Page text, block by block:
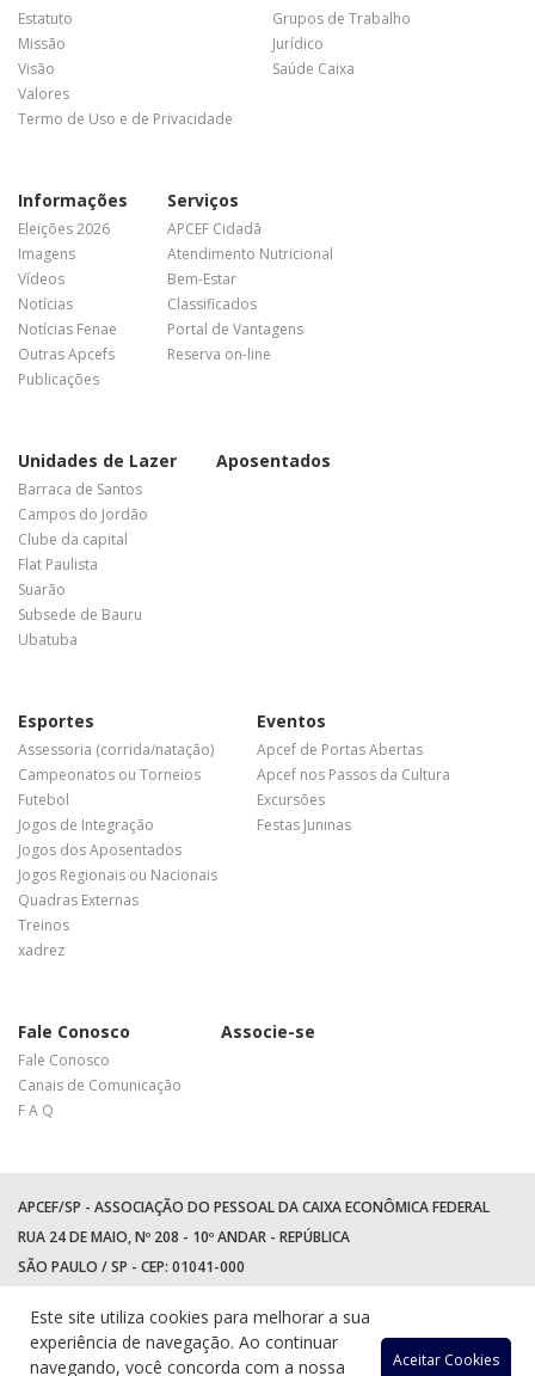
Estatuto
Missão
Visão
Valores
Termo de Uso e de Privacidade
Grupos de Trabalho
Jurídico
Saúde Caixa
Informações
Eleições 2026
Imagens
Vídeos
Notícias
Notícias Fenae
Outras Apcefs
Publicações
Serviços
APCEF Cidadã
Atendimento Nutricional
Bem-Estar
Classificados
Portal de Vantagens
Reserva on-line
Unidades de Lazer
Barraca de Santos
Campos do Jordão
Clube da capital
Flat Paulista
Suarão
Subsede de Bauru
Ubatuba
Aposentados
Esportes
Assessoria (corrida/natação)
Campeonatos ou Torneios
Futebol
Jogos de Integração
Jogos dos Aposentados
Jogos Regionais ou Nacionais
Quadras Externas
Treinos
xadrez
Eventos
Apcef de Portas Abertas
Apcef nos Passos da Cultura
Excursões
Festas Juninas
Fale Conosco
Fale Conosco
Canais de Comunicação
F A Q
Associe-se
APCEF/SP - ASSOCIAÇÃO DO PESSOAL DA CAIXA ECONÔMICA FEDERAL
RUA 24 DE MAIO, Nº 208 - 10º ANDAR - REPÚBLICA
SÃO PAULO / SP - CEP: 01041-000
WhatsApp: (11) 94597-5758
Este site utiliza cookies para melhorar a sua
experiência de navegação. Ao continuar
navegando, você concorda com a nossa
Aceitar Cookies